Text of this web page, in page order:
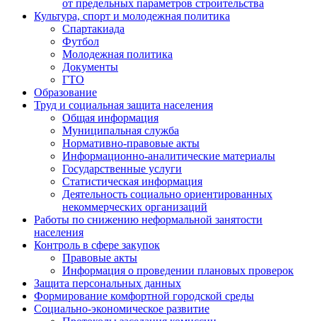
от предельных параметров строительства
Культура, спорт и молодежная политика
Спартакиада
Футбол
Молодежная политика
Документы
ГТО
Образование
Труд и социальная защита населения
Общая информация
Муниципальная служба
Нормативно-правовые акты
Информационно-аналитические материалы
Государственные услуги
Статистическая информация
Деятельность социально ориентированных
некоммерческих организаций
Работы по снижению неформальной занятости
населения
Контроль в сфере закупок
Правовые акты
Информация о проведении плановых проверок
Защита персональных данных
Формирование комфортной городской среды
Социально-экономическое развитие